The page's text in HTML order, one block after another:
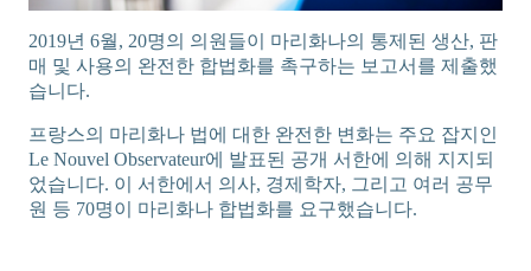
2019년 6월, 20명의 의원들이 마리화나의 통제된 생산, 판
매 및 사용의 완전한 합법화를 촉구하는 보고서를 제출했
습니다.
프랑스의 마리화나 법에 대한 완전한 변화는 주요 잡지인
Le Nouvel Observateur에 발표된 공개 서한에 의해 지지되
었습니다. 이 서한에서 의사, 경제학자, 그리고 여러 공무
원 등 70명이 마리화나 합법화를 요구했습니다.